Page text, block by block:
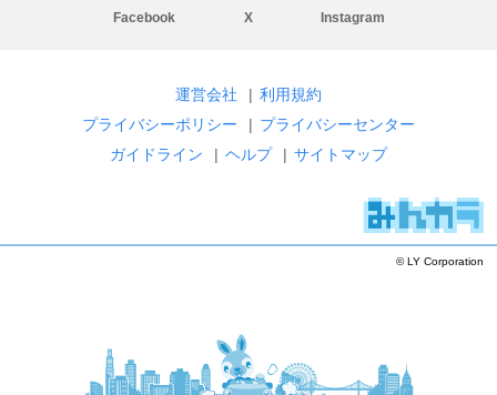
Facebook X Instagram
運営会社 | 利用規約
プライバシーポリシー
| プライバシーセンター
ガイドライン
| ヘルプ | サイトマップ
© LY Corporation